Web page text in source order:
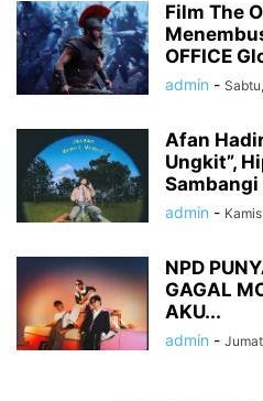
Film The
OFFICE
admin -
Afan
Ungkit”,
Sambangi
admin -
NPD
GAGAL
AKU...
admin -